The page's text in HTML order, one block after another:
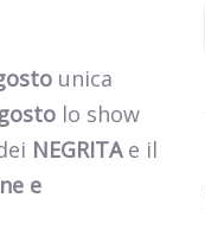
unica
lo show
NEGRITAe il
e